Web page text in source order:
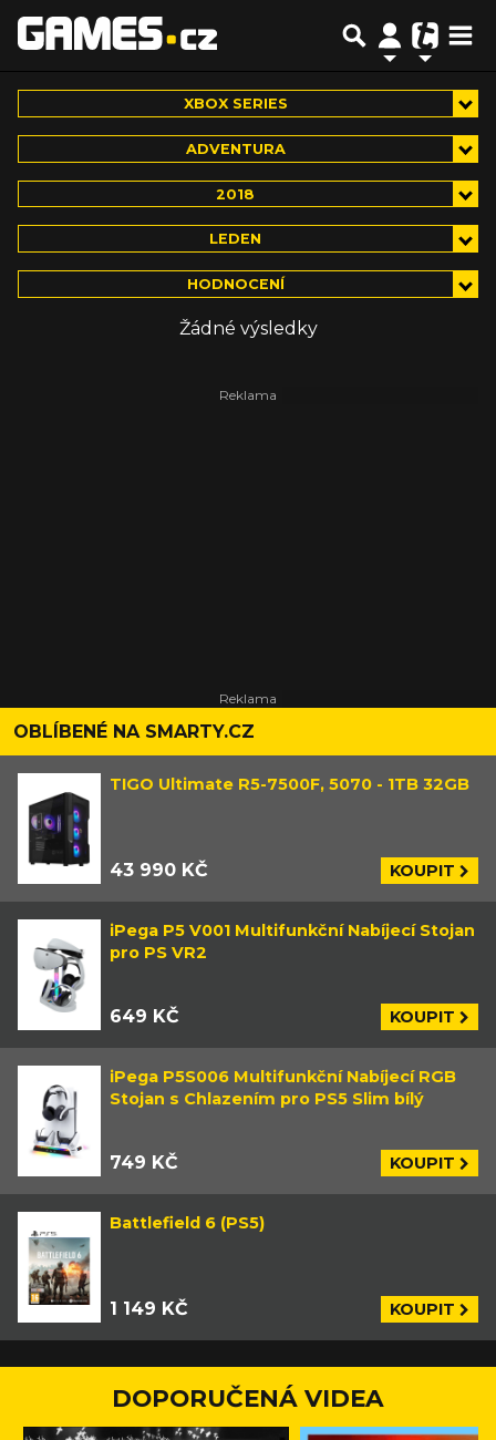
XBOX SERIES
ADVENTURA
2018
LEDEN
HODNOCENÍ
Žádné výsledky
OBLÍBENÉ NA SMARTY.CZ
TIGO Ultimate R5-7500F, 5070 - 1TB 32GB
43 990 KČ KOUPIT
iPega P5 V001 Multifunkční Nabíjecí Stojan
pro PS VR2
649 KČ KOUPIT
iPega P5S006 Multifunkční Nabíjecí RGB
Stojan s Chlazením pro PS5 Slim bílý
749 KČ KOUPIT
Battlefield 6 (PS5)
1 149 KČ KOUPIT
DOPORUČENÁ VIDEA